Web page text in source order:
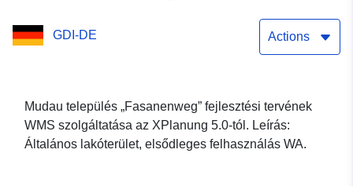
GDI-DE Actions
Mudau település „Fasanenweg” fejlesztési tervének
WMS szolgáltatása az XPlanung 5.0-tól. Leírás:
Általános lakóterület, elsődleges felhasználás WA.